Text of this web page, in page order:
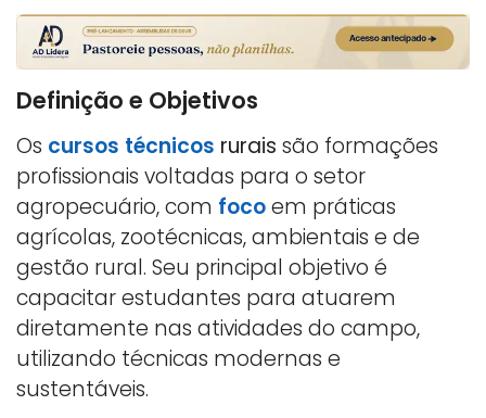
Definição e Objetivos
Os cursos técnicos rurais são formações
profissionais voltadas para o setor
agropecuário, com focoem práticas
agrícolas, zootécnicas, ambientais e de
gestão rural. Seu principal objetivo é
capacitar estudantes para atuarem
diretamente nas atividades do campo,
utilizando técnicas modernas e
sustentáveis.